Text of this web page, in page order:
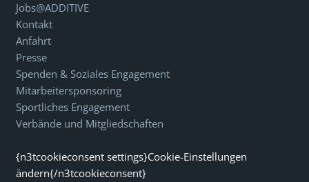
Jobs@ADDITIVE
Kontakt
Anfahrt
Presse
Spenden & Soziales Engagement
Mitarbeitersponsoring
Sportliches Engagement
Verbände und Mitgliedschaften
{n3tcookieconsent settings}Cookie-Einstellungen
ändern{/n3tcookieconsent}